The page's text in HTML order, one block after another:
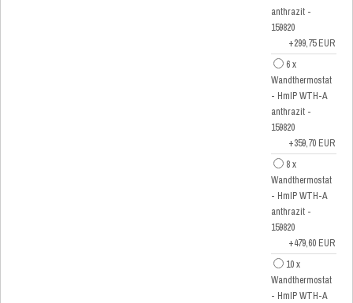
anthrazit -
159820
+299,75 EUR
6 x
Wandthermostat
- HmIP WTH-A
anthrazit -
159820
+359,70 EUR
8 x
Wandthermostat
- HmIP WTH-A
anthrazit -
159820
+479,60 EUR
10 x
Wandthermostat
- HmIP WTH-A